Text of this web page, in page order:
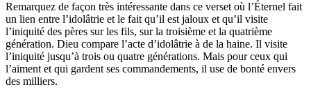
Remarquez de façon très intéressante dans ce verset où l’Éternel fait
un lien entre l’idolâtrie et le fait qu’il est jaloux et qu’il visite
l’iniquité des pères sur les fils, sur la troisième et la quatrième
génération. Dieu compare l’acte d’idolâtrie à de la haine. Il visite
l’iniquité jusqu’à trois ou quatre générations. Mais pour ceux qui
l’aiment et qui gardent ses commandements, il use de bonté envers
des milliers.